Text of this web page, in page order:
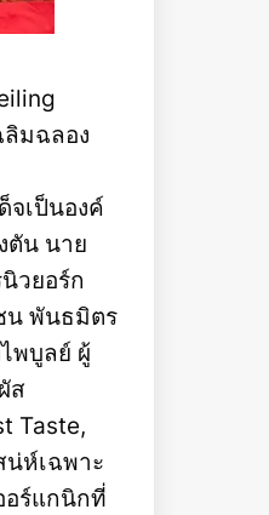
ลิมฉลอง
เป็นองค์
ตัน นาย
วยอร์ก
น พันธมิตร
พบูลย์ ผู้
ส
Taste,
น่ห์เฉพาะ
อร์แกนิกที่